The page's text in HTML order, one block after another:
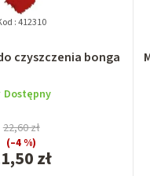
czyszczenia bonga
Dostępny
zł
22,60 zł
(–4 %)
:412310